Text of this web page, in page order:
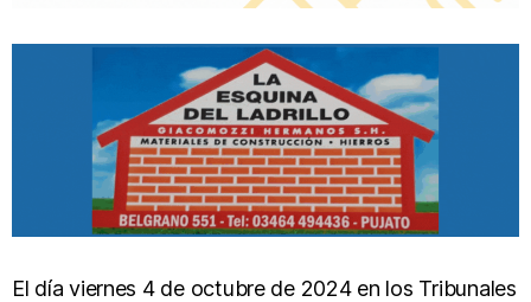
El día viernes 4 de octubre de 2024 en los Tribunales